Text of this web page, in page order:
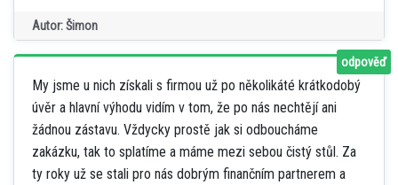
Autor: Šimon
My jsme u nich získali s firmou už po několikáté krátkodobý
úvěr a hlavní výhodu vidím v tom, že po nás nechtějí ani
žádnou zástavu. Vždycky prostě jak si odboucháme
zakázku, tak to splatíme a máme mezi sebou čistý stůl. Za
ty roky už se stali pro nás dobrým finančním partnerem a
odpověď